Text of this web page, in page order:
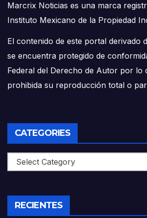
Marcrix Noticias es una marca
Instituto Mexicano de la Propiedad
El contenido de este portal derivado
se encuentra protegido de
Federal del Derecho de Autor por lo
prohibida su reproducción total o
CATEGORIES
Categories
RECIENTES